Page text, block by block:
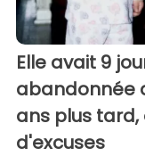
Elle avait 9
abandonnée
ans plus
d'excuses